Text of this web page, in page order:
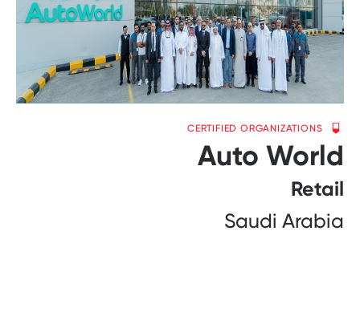
CERTIFIED ORGANIZATIONS
Auto World
Retail
Saudi Arabia